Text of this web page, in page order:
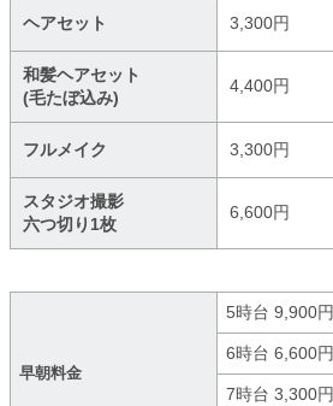
ヘアセット 3,300円
和髪ヘアセット
(毛たぼ込み)
4,400円
フルメイク 3,300円
スタジオ撮影
六つ切り1枚
6,600円
早朝料金
5時台 9,900円
6時台 6,600円
7時台 3,300円